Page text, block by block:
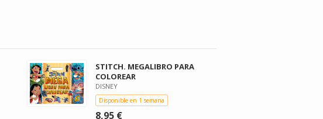
STITCH. MEGALIBRO PARA
COLOREAR
DISNEY
Disponible en 1 semana
8,95 €